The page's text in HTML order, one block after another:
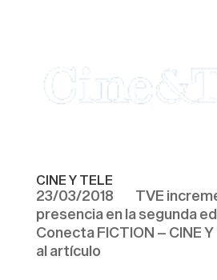
CINE Y TELE
23/03/2018 TVE
presencia en la segunda
Conecta FICTION – CINE
al artículo